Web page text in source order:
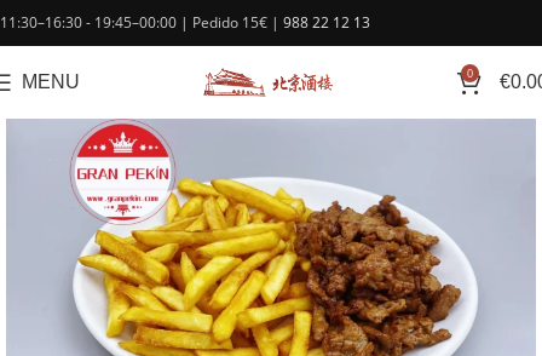
contenido
11:30–16:30 - 19:45–00:00 | Pedido 15€ | 988 22 12 13
MENU 0 €